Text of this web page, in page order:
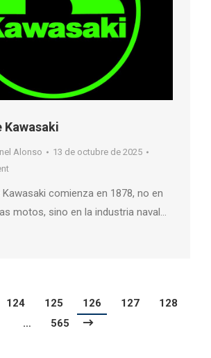
Alonso
13 de octubre de 2025
comienza en 1878, no en
motos, sino en la industria naval…
124 125 126 127
128
…
565